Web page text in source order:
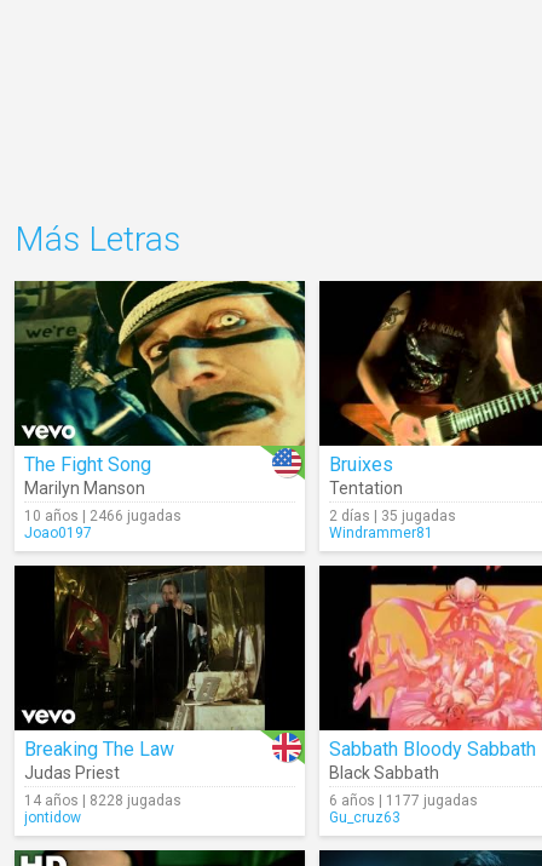
Más Letras
The Fight Song
Marilyn Manson
10 años | 2466 jugadas
Joao0197
Bruixes
Tentation
2 días | 35 jugadas
Windrammer81
Breaking The Law
Judas Priest
14 años | 8228 jugadas
jontidow
Sabbath Bloody Sabbath
Black Sabbath
6 años | 1177 jugadas
Gu_cruz63